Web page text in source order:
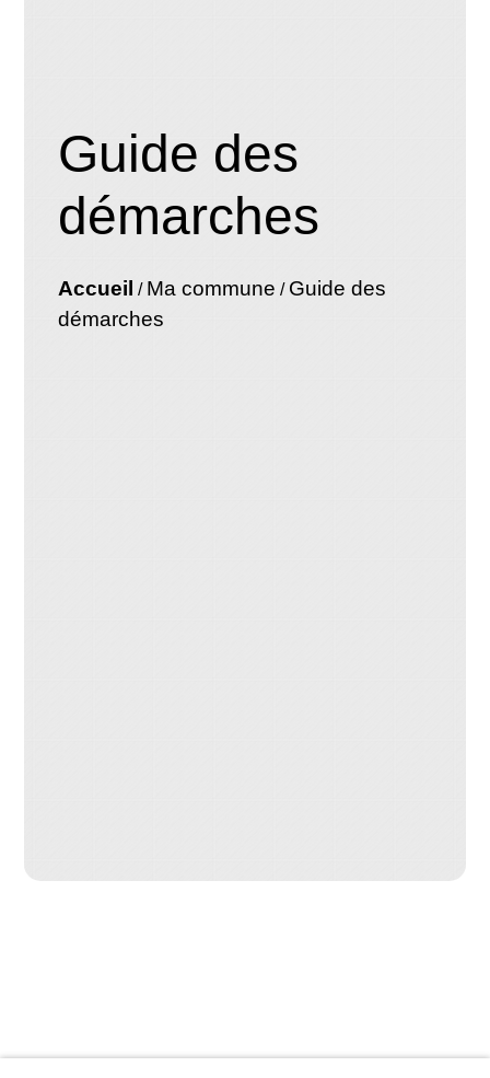
Guide des
démarches
Accueil / Ma commune / Guide des
démarches